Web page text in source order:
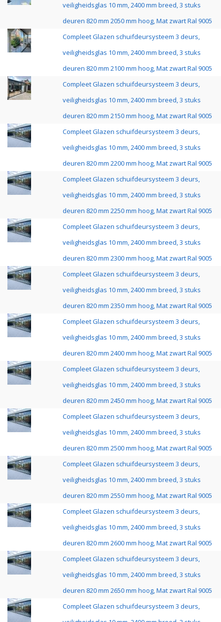
veiligheidsglas 10 mm, 2400 mm breed, 3 stuks
deuren 820 mm 2050 mm hoog, Mat zwart Ral 9005
Compleet Glazen schuifdeursysteem 3 deurs,
veiligheidsglas 10 mm, 2400 mm breed, 3 stuks
deuren 820 mm 2100 mm hoog, Mat zwart Ral 9005
Compleet Glazen schuifdeursysteem 3 deurs,
veiligheidsglas 10 mm, 2400 mm breed, 3 stuks
deuren 820 mm 2150 mm hoog, Mat zwart Ral 9005
Compleet Glazen schuifdeursysteem 3 deurs,
veiligheidsglas 10 mm, 2400 mm breed, 3 stuks
deuren 820 mm 2200 mm hoog, Mat zwart Ral 9005
Compleet Glazen schuifdeursysteem 3 deurs,
veiligheidsglas 10 mm, 2400 mm breed, 3 stuks
deuren 820 mm 2250 mm hoog, Mat zwart Ral 9005
Compleet Glazen schuifdeursysteem 3 deurs,
veiligheidsglas 10 mm, 2400 mm breed, 3 stuks
deuren 820 mm 2300 mm hoog, Mat zwart Ral 9005
Compleet Glazen schuifdeursysteem 3 deurs,
veiligheidsglas 10 mm, 2400 mm breed, 3 stuks
deuren 820 mm 2350 mm hoog, Mat zwart Ral 9005
Compleet Glazen schuifdeursysteem 3 deurs,
veiligheidsglas 10 mm, 2400 mm breed, 3 stuks
deuren 820 mm 2400 mm hoog, Mat zwart Ral 9005
Compleet Glazen schuifdeursysteem 3 deurs,
veiligheidsglas 10 mm, 2400 mm breed, 3 stuks
deuren 820 mm 2450 mm hoog, Mat zwart Ral 9005
Compleet Glazen schuifdeursysteem 3 deurs,
veiligheidsglas 10 mm, 2400 mm breed, 3 stuks
deuren 820 mm 2500 mm hoog, Mat zwart Ral 9005
Compleet Glazen schuifdeursysteem 3 deurs,
veiligheidsglas 10 mm, 2400 mm breed, 3 stuks
deuren 820 mm 2550 mm hoog, Mat zwart Ral 9005
Compleet Glazen schuifdeursysteem 3 deurs,
veiligheidsglas 10 mm, 2400 mm breed, 3 stuks
deuren 820 mm 2600 mm hoog, Mat zwart Ral 9005
Compleet Glazen schuifdeursysteem 3 deurs,
veiligheidsglas 10 mm, 2400 mm breed, 3 stuks
deuren 820 mm 2650 mm hoog, Mat zwart Ral 9005
Compleet Glazen schuifdeursysteem 3 deurs,